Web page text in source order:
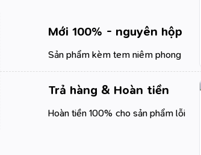
Mới 100% - nguyên hộp
Sản phẩm kèm tem niêm phong
Trả hàng & Hoàn tiền
Hoàn tiền 100% cho sản phẩm lỗi